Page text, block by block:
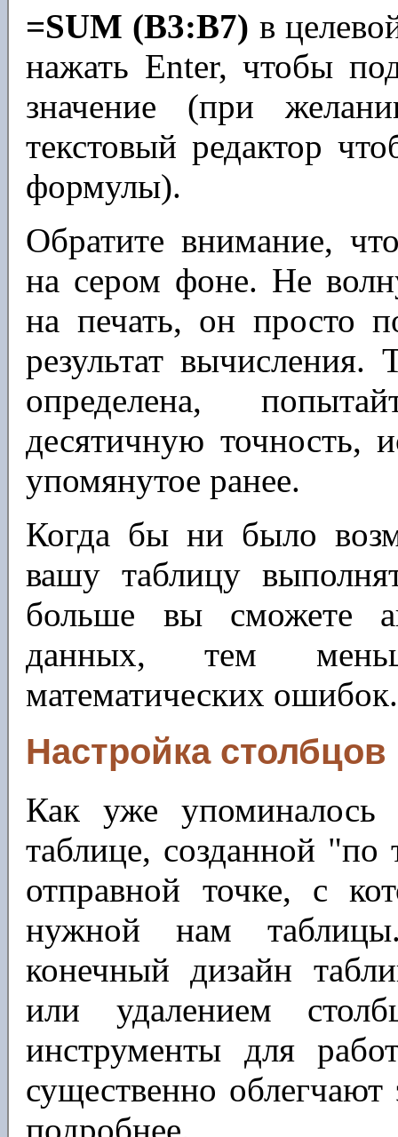
=SUM (B3:B7) в
нажать Enter, чтобы
значение (при
текстовый редактор
формулы).
Обратите внимание,
на сером фоне. Не
на печать, он просто
результат
определена,
десятичную точность,
упомянутое ранее.
Когда бы ни было
вашу таблицу
больше вы сможете
данных, тем
математических ошибок.
Настройка столбцов
Как уже
таблице, созданной
отправной точке, с
нужной нам
конечный дизайн
или удалением
инструменты для
существенно
подробнее.